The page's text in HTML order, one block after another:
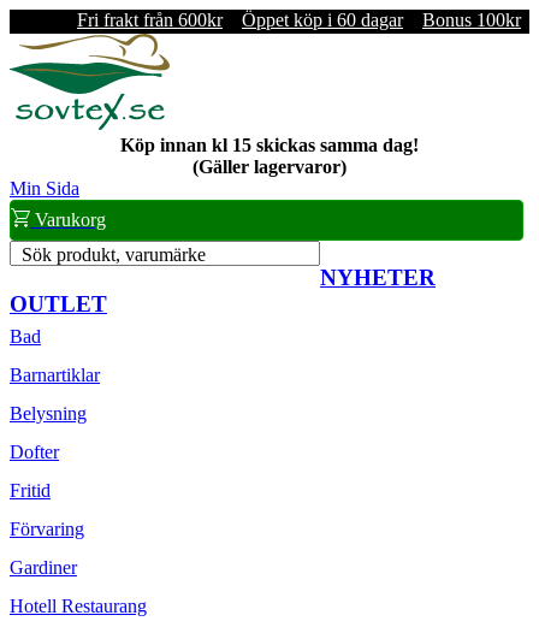
Fri frakt från 600kr Öppet köp i 60 dagar Bonus 100kr
Köp innan kl 15 skickas samma dag!
(Gäller lagervaror)
Min Sida
Varukorg
Sök produkt, varumärke
NYHETER
OUTLET
Bad
Barnartiklar
Belysning
Dofter
Fritid
Förvaring
Gardiner
Hotell Restaurang